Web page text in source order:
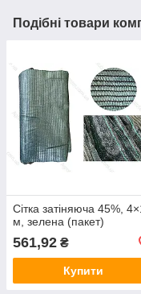
Подібні товари
Сітка затіняюча 45%,
м, зелена (пакет)
561,92 ₴
Купити